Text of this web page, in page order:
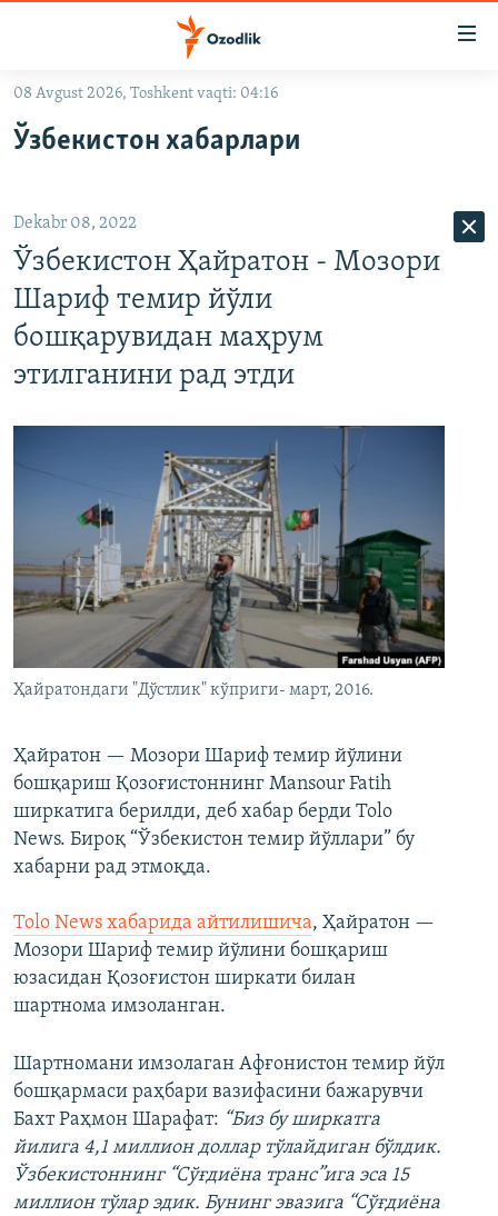
Асосий
Қидиришга
ўтинг
OZODLIK SURISHTIRUVLARI
На русском
ИЖТИМОИЙ ТАРМОҚЛАР
Озодлик бошқа тилларда
08 Avgust 2026, Toshkent vaqti: 04:16
Ўзбекистон хабарлари
Dekabr 08, 2022
Ўзбекистон Ҳайратон - Мозори
Шариф темир йўли
бошқарувидан маҳрум
этилганини рад этди
Ҳайратондаги "Дўстлик" кўприги- март, 2016.
Ҳайратон — Мозори Шариф темир йўлини
бошқариш Қозоғистоннинг Mansour Fatih
ширкатига берилди, деб хабар берди Tolo
News. Бироқ “Ўзбекистон темир йўллари” бу
хабарни рад этмоқда.
Tolo News хабарида айтилишича, Ҳайратон —
Мозори Шариф темир йўлини бошқариш
юзасидан Қозоғистон ширкати билан
шартнома имзоланган.
Шартномани имзолаган Афғонистон темир йўл
бошқармаси раҳбари вазифасини бажарувчи
Бахт Раҳмон Шарафат: “Биз бу ширкатга
йилига 4,1 миллион доллар тўлайдиган бўлдик.
Ўзбекистоннинг “Сўғдиёна транс”ига эса 15
миллион тўлар эдик. Бунинг эвазига “Сўғдиёна